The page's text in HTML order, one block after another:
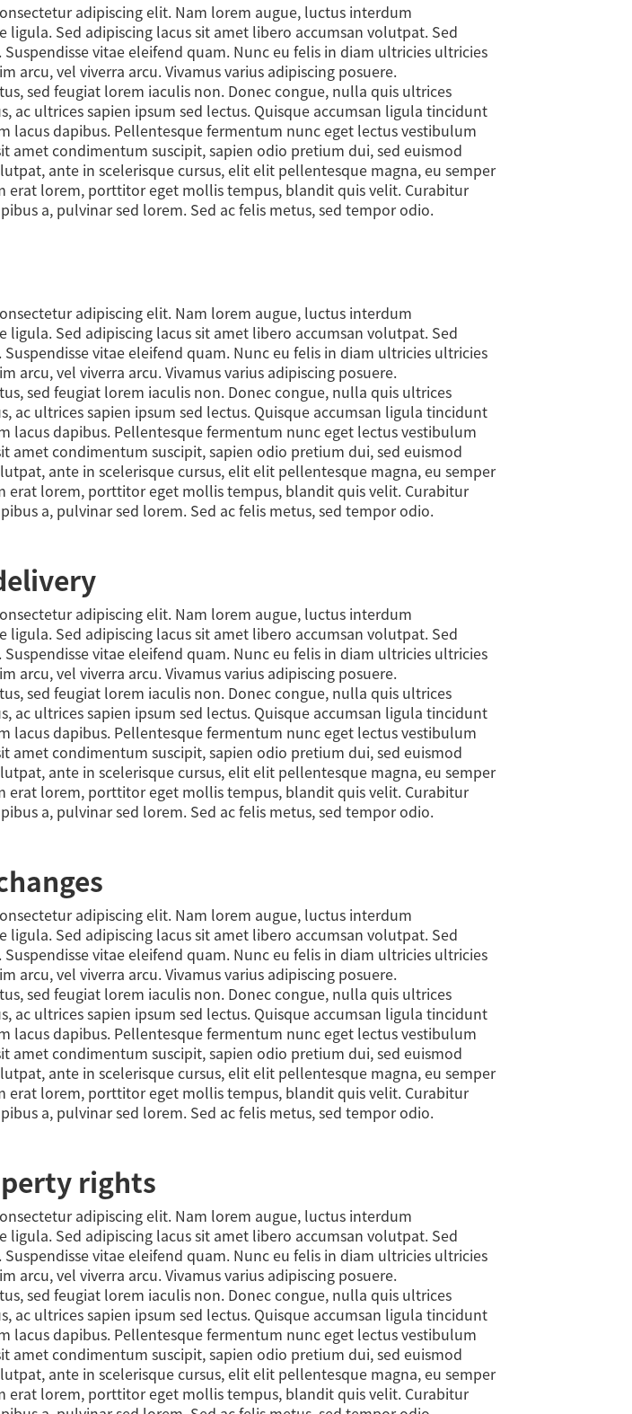
adipiscing elit. Nam lorem augue, luctus interdum
ligula. Sed adipiscing lacus sit amet libero accumsan volutpat. Sed
vitae eleifend quam. Nunc eu felis in diam ultricies ultricies
arcu, vel viverra arcu. Vivamus varius adipiscing posuere.
sed feugiat lorem iaculis non. Donec congue, nulla quis ultrices
ac ultrices sapien ipsum sed lectus. Quisque accumsan ligula tincidunt
lacus dapibus. Pellentesque fermentum nunc eget lectus vestibulum
amet condimentum suscipit, sapien odio pretium dui, sed euismod
ante in scelerisque cursus, elit elit pellentesque magna, eu semper
erat lorem, porttitor eget mollis tempus, blandit quis velit. Curabitur
a, pulvinar sed lorem. Sed ac felis metus, sed tempor odio.
adipiscing elit. Nam lorem augue, luctus interdum
ligula. Sed adipiscing lacus sit amet libero accumsan volutpat. Sed
vitae eleifend quam. Nunc eu felis in diam ultricies ultricies
arcu, vel viverra arcu. Vivamus varius adipiscing posuere.
sed feugiat lorem iaculis non. Donec congue, nulla quis ultrices
ac ultrices sapien ipsum sed lectus. Quisque accumsan ligula tincidunt
lacus dapibus. Pellentesque fermentum nunc eget lectus vestibulum
amet condimentum suscipit, sapien odio pretium dui, sed euismod
ante in scelerisque cursus, elit elit pellentesque magna, eu semper
erat lorem, porttitor eget mollis tempus, blandit quis velit. Curabitur
a, pulvinar sed lorem. Sed ac felis metus, sed tempor odio.
adipiscing elit. Nam lorem augue, luctus interdum
ligula. Sed adipiscing lacus sit amet libero accumsan volutpat. Sed
vitae eleifend quam. Nunc eu felis in diam ultricies ultricies
arcu, vel viverra arcu. Vivamus varius adipiscing posuere.
sed feugiat lorem iaculis non. Donec congue, nulla quis ultrices
ac ultrices sapien ipsum sed lectus. Quisque accumsan ligula tincidunt
lacus dapibus. Pellentesque fermentum nunc eget lectus vestibulum
amet condimentum suscipit, sapien odio pretium dui, sed euismod
ante in scelerisque cursus, elit elit pellentesque magna, eu semper
erat lorem, porttitor eget mollis tempus, blandit quis velit. Curabitur
a, pulvinar sed lorem. Sed ac felis metus, sed tempor odio.
adipiscing elit. Nam lorem augue, luctus interdum
ligula. Sed adipiscing lacus sit amet libero accumsan volutpat. Sed
vitae eleifend quam. Nunc eu felis in diam ultricies ultricies
arcu, vel viverra arcu. Vivamus varius adipiscing posuere.
sed feugiat lorem iaculis non. Donec congue, nulla quis ultrices
ac ultrices sapien ipsum sed lectus. Quisque accumsan ligula tincidunt
lacus dapibus. Pellentesque fermentum nunc eget lectus vestibulum
amet condimentum suscipit, sapien odio pretium dui, sed euismod
ante in scelerisque cursus, elit elit pellentesque magna, eu semper
erat lorem, porttitor eget mollis tempus, blandit quis velit. Curabitur
a, pulvinar sed lorem. Sed ac felis metus, sed tempor odio.
rights
adipiscing elit. Nam lorem augue, luctus interdum
ligula. Sed adipiscing lacus sit amet libero accumsan volutpat. Sed
vitae eleifend quam. Nunc eu felis in diam ultricies ultricies
arcu, vel viverra arcu. Vivamus varius adipiscing posuere.
sed feugiat lorem iaculis non. Donec congue, nulla quis ultrices
ac ultrices sapien ipsum sed lectus. Quisque accumsan ligula tincidunt
lacus dapibus. Pellentesque fermentum nunc eget lectus vestibulum
amet condimentum suscipit, sapien odio pretium dui, sed euismod
ante in scelerisque cursus, elit elit pellentesque magna, eu semper
erat lorem, porttitor eget mollis tempus, blandit quis velit. Curabitur